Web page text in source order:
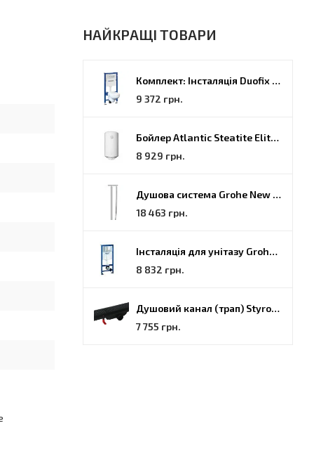
НАЙКРАЩІ ТОВАРИ
Комплект: Інсталяція Duofix PRO 20 + унітаз Kolo Idol (118.315.21.2)
9 372 грн.
Бойлер Atlantic Steatite Elite VM 080 D400 2 BC, 80 (851188)
8 929 грн.
Душова система Grohe New Tempesta Cosmopolitan (27922000)
18 463 грн.
Інсталяція для унітазу Grohe Rapid SL (38772001)
8 832 грн.
Душовий канал (трап) Styron, решітка Гармонія, 70 (STY-H-70-FF)
7 755 грн.